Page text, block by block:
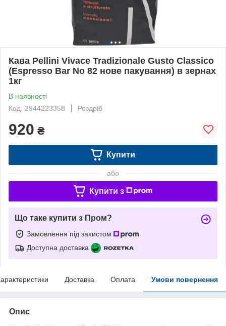
Кава Pellini Vivace Tradizionale Gusto Classico
(Espresso Bar No 82 нове пакування) в зернах
1кг
В наявності
Код: 2944223358
Роздріб
920 ₴
Купити
або
Купити з
Що таке купити з Пром?
Замовлення під захистом
Доступна доставка
Доставка Оплата Умови повернення
Опис